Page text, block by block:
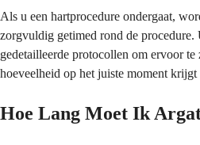
Als u een hartprocedure ondergaat,
zorgvuldig getimed rond de procedure.
gedetailleerde protocollen om ervoor te
hoeveelheid op het juiste moment
Hoe Lang Moet Ik